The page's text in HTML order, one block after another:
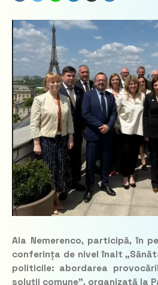
Ala Nemerenco, participă, în
conferința de nivel înalt
politicile: abordarea
soluții comune”, organizată la